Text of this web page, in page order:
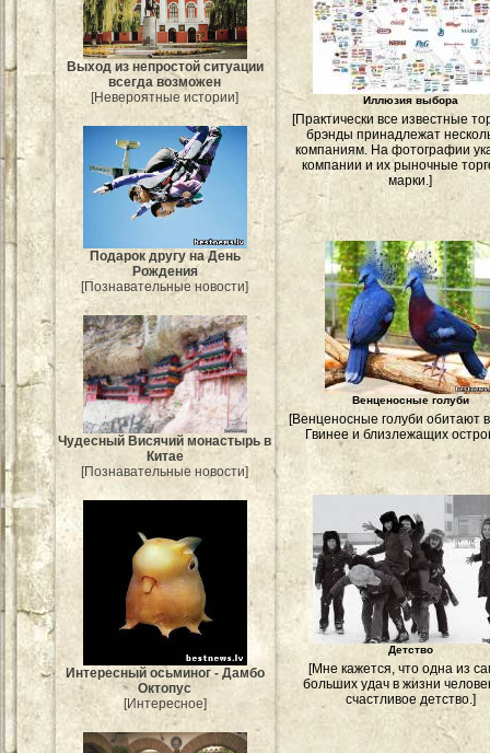
Выход из непростой ситуации
всегда возможен
[Невероятные истории]
Подарок другу на День
Рождения
[Познавательные новости]
Чудесный Висячий монастырь в
Китае
[Познавательные новости]
Интересный осьминог - Дамбо
Октопус
[Интересное]
Иллюзия выбора
[Практически все известные
брэнды принадлежат
компаниям. На фотографии
компании и их рыночные
марки.]
Венценосные голуби
[Венценосные голуби обитают
Гвинее и близлежащих
Детство
[Мне кажется, что одна из
больших удач в жизни
счастливое детство.]